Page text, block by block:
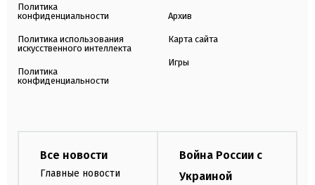
Политика
конфиденциальности
Политика использования
искусственного интеллекта
Политика
конфиденциальности
Архив
Карта сайта
Игры
Все новости
Главные новости
Война России с
Украиной